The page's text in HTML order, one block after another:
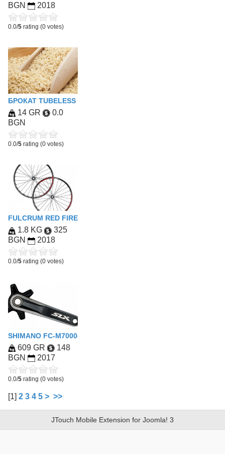
BGN
2018
0.0/5 rating (0 votes)
БРОКАТ TUBELESS
14 GR
0.0
BGN
0.0/5 rating (0 votes)
FULCRUM RED FIRE 500 MTB WHEELSET
1.8 KG
325
BGN
2018
0.0/5 rating (0 votes)
SHIMANO FC-M7000-11-1 SLX HOLLOWTECH II CRANKS
609 GR
148
BGN
2017
0.0/5 rating (0 votes)
[1] 2 3 4 5 > >>
JTouch Mobile Extension for Joomla! 3